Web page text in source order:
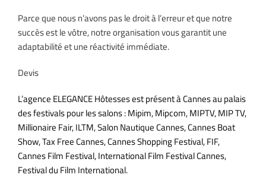
Parce que nous n’avons pas le droit à l’erreur et que notre
succès est le vôtre, notre organisation vous garantit une
adaptabilité et une réactivité immédiate.
Devis
L’agence ELEGANCE Hôtesses est présent à Cannes au palais
des festivals pour les salons : Mipim, Mipcom, MIPTV, MIP TV,
Millionaire Fair, ILTM, Salon Nautique Cannes, Cannes Boat
Show, Tax Free Cannes, Cannes Shopping Festival, FIF,
Cannes Film Festival, International Film Festival Cannes,
Festival du Film International.